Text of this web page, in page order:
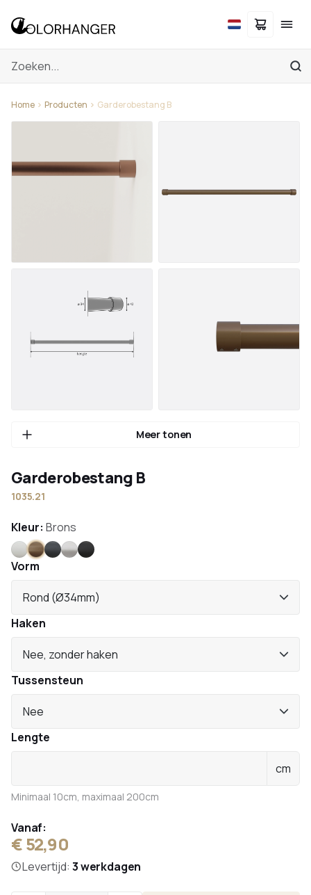
Home Producten Garderobestang B
Meer tonen
Garderobestang B
1035.21
Kleur: Brons
WitBronsAntraciet
RVSZwart
Vorm
Rond (Ø34mm)
Haken
Nee, zonder haken
Tussensteun
Nee
Lengte
cm
Minimaal 10cm, maximaal 200cm
Vanaf:
€ 52,90
Levertijd: 3 werkdagen